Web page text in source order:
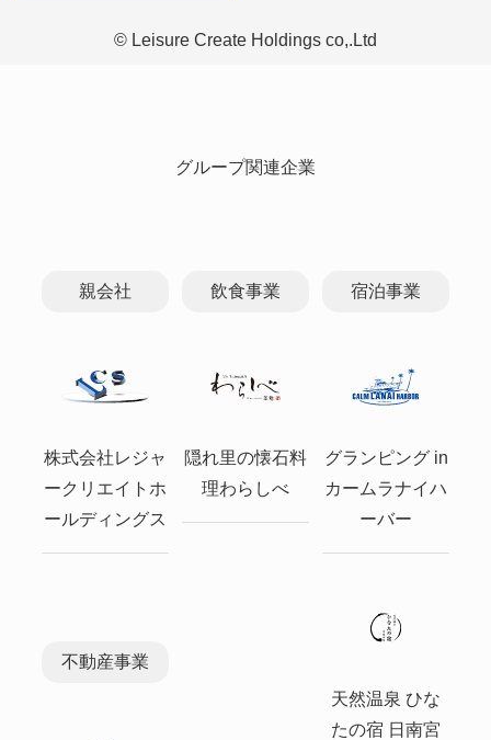
© Leisure Create Holdings co,.Ltd
グループ関連企業
親会社
株式会社レジャ
ークリエイトホ
ールディングス
不動産事業
飲食事業
隠れ里の懐石料
理わらしべ
宿泊事業
グランピング in
カームラナイハ
ーバー
天然温泉 ひな
たの宿 日南宮